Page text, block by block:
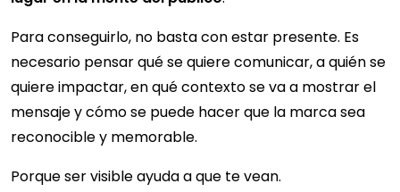
Para conseguirlo, no basta con estar presente. Es
necesario pensar qué se quiere comunicar, a quién se
quiere impactar, en qué contexto se va a mostrar el
mensaje y cómo se puede hacer que la marca sea
reconocible y memorable.
Porque ser visible ayuda a que te vean.